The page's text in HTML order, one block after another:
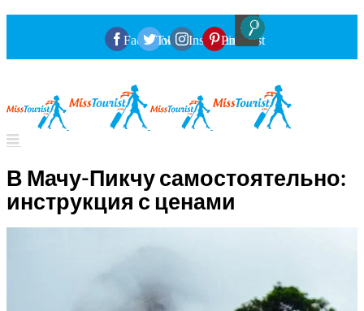
FacebookTwitterInstagramPinterest
В Мачу-Пикчу самостоятельно:
инструкция с ценами